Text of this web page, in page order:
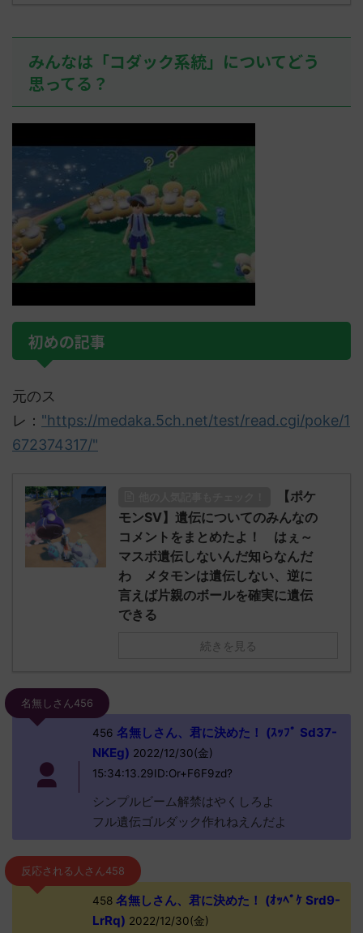
みんなは「コダック系統」についてどう
思ってる？
初めの記事
元のス
レ： "https://medaka.5ch.net/test/read.cgi/poke/1
672374317/"
【ポケ
モンSV】遺伝についてのみんなの
コメントをまとめたよ！ はぇ～
マスボ遺伝しないんだ知らなんだ
わ メタモンは遺伝しない、逆に
言えば片親のボールを確実に遺伝
できる
続きを見る
名無しさん456
456 名無しさん、君に決めた！ (ｽｯﾌﾟ Sd37-
NKEg) 2022/12/30(金)
15:34:13.29ID:Or+F6F9zd?
シンプルビーム解禁はやくしろよ
フル遺伝ゴルダック作れねえんだよ
反応される人さん458
458名無しさん、君に決めた！ (ｵｯﾍﾟｹ Srd9-
LrRq) 2022/12/30(金)